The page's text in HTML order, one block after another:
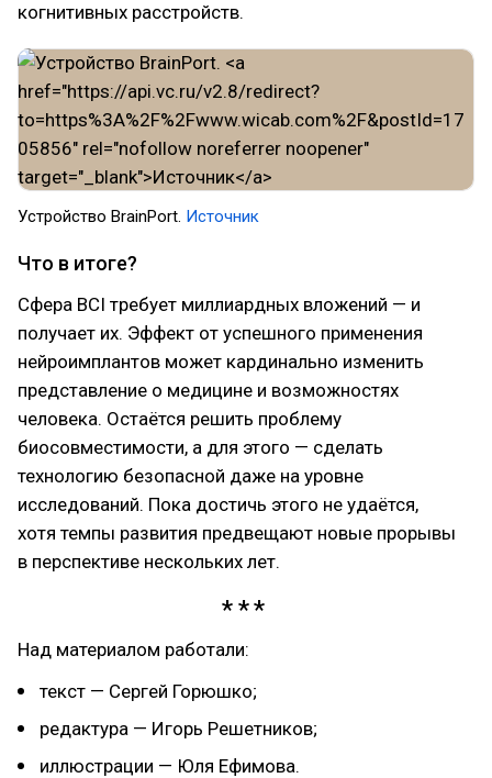
когнитивных расстройств.
Устройство BrainPort. Источник
Что в итоге?
Сфера BCI требует миллиардных вложений — и
получает их. Эффект от успешного применения
нейроимплантов может кардинально изменить
представление о медицине и возможностях
человека. Остаётся решить проблему
биосовместимости, а для этого — сделать
технологию безопасной даже на уровне
исследований. Пока достичь этого не удаётся,
хотя темпы развития предвещают новые прорывы
в перспективе нескольких лет.
Над материалом работали:
текст — Сергей Горюшко;
редактура — Игорь Решетников;
иллюстрации — Юля Ефимова.